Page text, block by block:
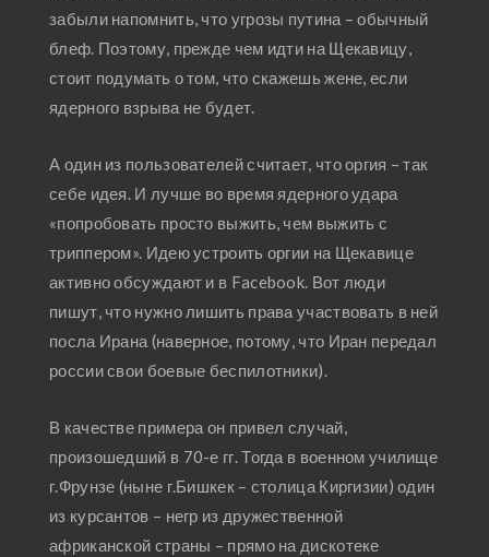
забыли напомнить, что угрозы путина – обычный
блеф. Поэтому, прежде чем идти на Щекавицу,
стоит подумать о том, что скажешь жене, если
ядерного взрыва не будет.
А один из пользователей считает, что оргия – так
себе идея. И лучше во время ядерного удара
«попробовать просто выжить, чем выжить с
триппером». Идею устроить оргии на Щекавице
активно обсуждают и в Facebook. Вот люди
пишут, что нужно лишить права участвовать в ней
посла Ирана (наверное, потому, что Иран передал
россии свои боевые беспилотники).
В качестве примера он привел случай,
произошедший в 70-е гг. Тогда в военном училище
г.Фрунзе (ныне г.Бишкек – столица Киргизии) один
из курсантов – негр из дружественной
африканской страны – прямо на дискотеке